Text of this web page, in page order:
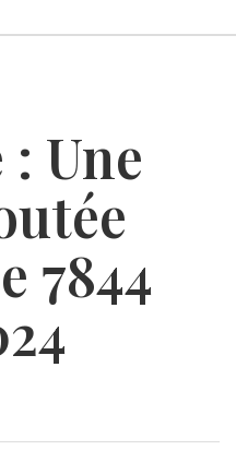
Une
7844